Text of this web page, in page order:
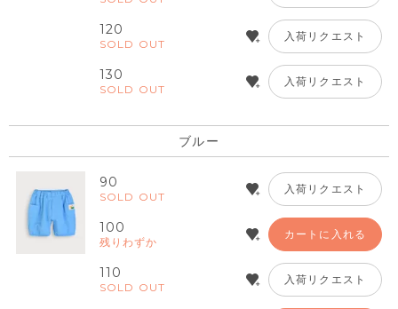
120
SOLD OUT
入荷リクエスト
130
SOLD OUT
入荷リクエスト
ブルー
90
SOLD OUT
入荷リクエスト
100
残りわずか
カートに入れる
110
SOLD OUT
入荷リクエスト